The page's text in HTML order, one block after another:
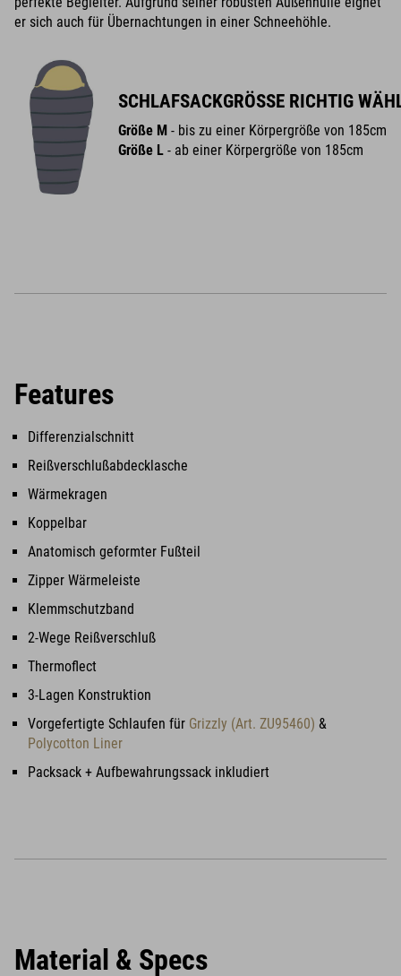
er sich auch für Übernachtungen in einer Schneehöhle.
SCHLAFSACKGRÖSSE RICHTIG
Größe M - bis zu einer Körpergröße von 185cm
Größe L - ab einer Körpergröße von 185cm
Features
Differenzialschnitt
Reißverschlußabdecklasche
Wärmekragen
Koppelbar
Anatomisch geformter Fußteil
Zipper Wärmeleiste
Klemmschutzband
2-Wege Reißverschluß
Thermoflect
3-Lagen Konstruktion
Vorgefertigte Schlaufen für Grizzly (Art. ZU95460) &
Polycotton Liner
Packsack + Aufbewahrungssack inkludiert
Material & Specs